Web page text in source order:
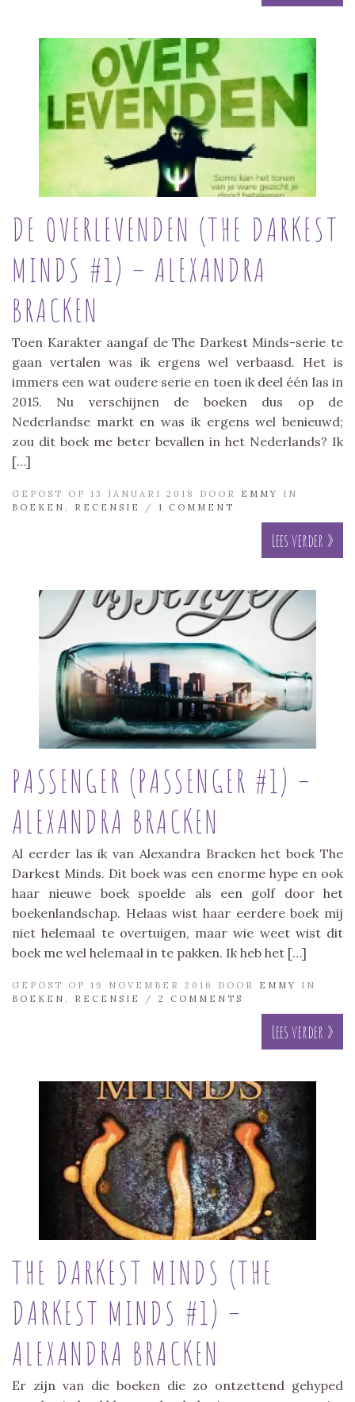
DE OVERLEVENDEN (THE DARKEST
MINDS #1) – ALEXANDRA
BRACKEN
Toen Karakter aangaf de The Darkest Minds-serie te
gaan vertalen was ik ergens wel verbaasd. Het is
immers een wat oudere serie en toen ik deel één las in
2015. Nu verschijnen de boeken dus op de
Nederlandse markt en was ik ergens wel benieuwd;
zou dit boek me beter bevallen in het Nederlands? Ik
[…]
GEPOST OP 13 JANUARI 2018 DOOR EMMY
IN
BOEKEN
RECENSIE / 1 COMMENT
Lees verder »
PASSENGER (PASSENGER #1) –
ALEXANDRA BRACKEN
Al eerder las ik van Alexandra Bracken het boek The
Darkest Minds. Dit boek was een enorme hype en ook
haar nieuwe boek spoelde als een golf door het
boekenlandschap. Helaas wist haar eerdere boek mij
niet helemaal te overtuigen, maar wie weet wist dit
boek me wel helemaal in te pakken. Ik heb het […]
GEPOST OP 19 NOVEMBER 2016 DOOR EMMY
IN
BOEKEN
RECENSIE / 2 COMMENTS
Lees verder »
THE DARKEST MINDS (THE
DARKEST MINDS #1) –
ALEXANDRA BRACKEN
Er zijn van die boeken die zo ontzettend gehyped